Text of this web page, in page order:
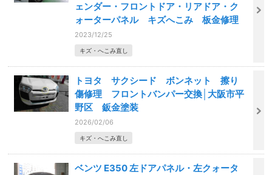
ェンダー・フロントドア・リアドア・ク
ォーターパネル キズへこみ 板金修理
2023/12/25
キズ・へこみ直し
トヨタ サクシード ボンネット 擦り
傷修理 フロントバンパー交換│大阪市平
野区 鈑金塗装
2026/02/06
キズ・へこみ直し
ベンツ E350 左ドアパネル・左クォータ